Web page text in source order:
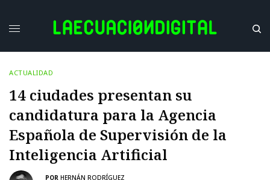
ACTUALIDAD
14 ciudades presentan su
candidatura para la Agencia
Española de Supervisión de la
Inteligencia Artificial
POR HERNÁN RODRÍGUEZ